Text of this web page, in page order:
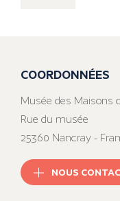
COORDONNÉES
Musée des Maisons
Rue du musée
25360 Nancray -
NOUS